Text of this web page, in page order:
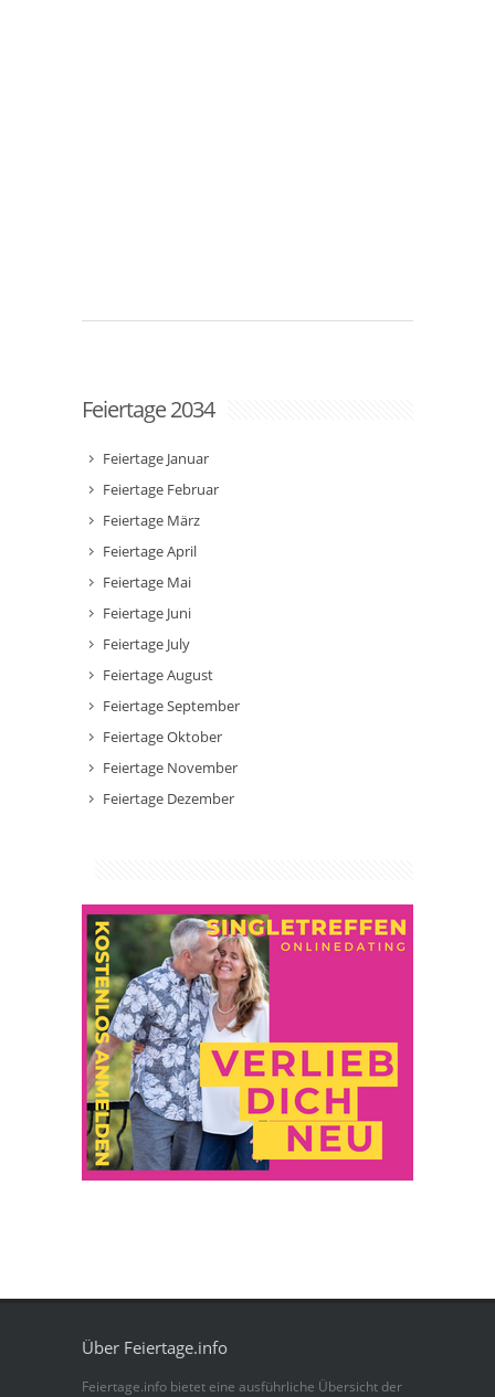
Feiertage 2034
Feiertage Januar
Feiertage Februar
Feiertage März
Feiertage April
Feiertage Mai
Feiertage Juni
Feiertage July
Feiertage August
Feiertage September
Feiertage Oktober
Feiertage November
Feiertage Dezember
Über Feiertage.info
Feiertage.info bietet eine ausführliche Übersicht der